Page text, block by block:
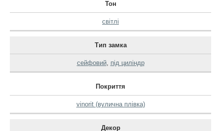
Тон
світлі
Тип замка
сейфовий, під циліндр
Покриття
vinorit (вулична плівка)
Декор